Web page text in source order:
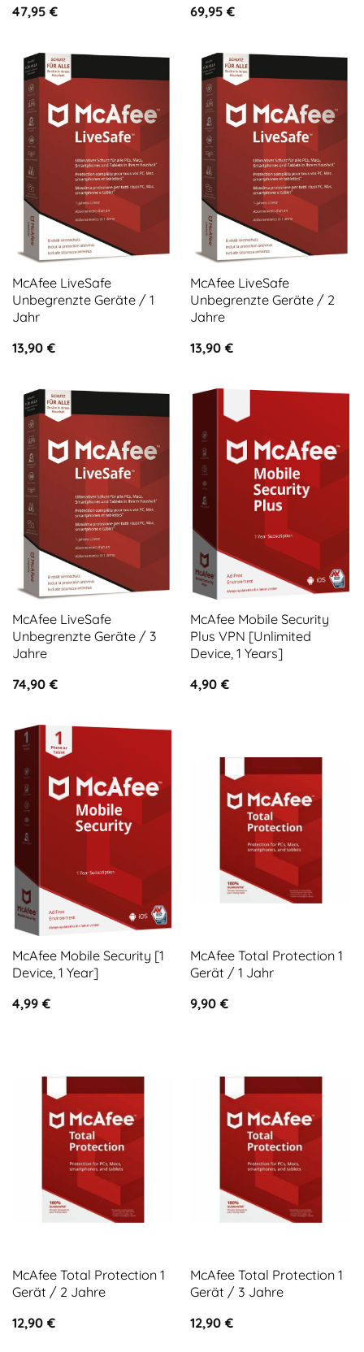
47,95 €
69,95 €
McAfee LiveSafe
Unbegrenzte Geräte / 1
Jahr
13,90 €
McAfee LiveSafe
Unbegrenzte Geräte / 2
Jahre
13,90 €
McAfee LiveSafe
Unbegrenzte Geräte / 3
Jahre
74,90 €
McAfee Mobile Security
Plus VPN [Unlimited
Device, 1 Years]
4,90 €
McAfee Mobile Security [1
Device, 1 Year]
4,99 €
McAfee Total Protection 1
Gerät / 1 Jahr
9,90 €
McAfee Total Protection 1
Gerät / 2 Jahre
12,90 €
McAfee Total Protection 1
Gerät / 3 Jahre
12,90 €